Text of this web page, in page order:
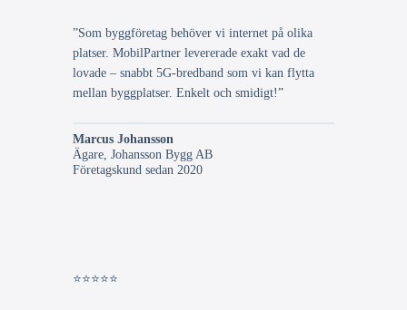
”Som byggföretag behöver vi internet på olika
platser. MobilPartner levererade exakt vad de
lovade – snabbt 5G-bredband som vi kan flytta
mellan byggplatser. Enkelt och smidigt!”
Marcus Johansson
Ägare, Johansson Bygg AB
Företagskund sedan 2020
⭐⭐⭐⭐⭐